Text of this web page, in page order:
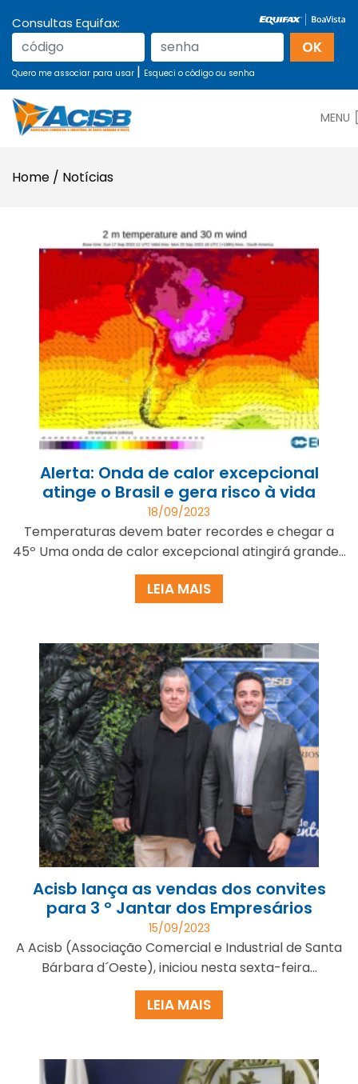
Consultas Equifax:
Quero me associar para usar | Esqueci o código ou senha
MENU
Home / Notícias
Alerta: Onda de calor excepcional
atinge o Brasil e gera risco à vida
18/09/2023
Temperaturas devem bater recordes e chegar a
45º Uma onda de calor excepcional atingirá grande...
LEIA MAIS
Acisb lança as vendas dos convites
para 3 º Jantar dos Empresários
15/09/2023
A Acisb (Associação Comercial e Industrial de Santa
Bárbara d´Oeste), iniciou nesta sexta-feira...
LEIA MAIS